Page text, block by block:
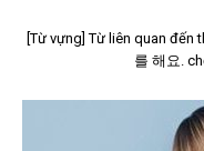
[Từ vựng] Từ liên quan đến
를 해요.